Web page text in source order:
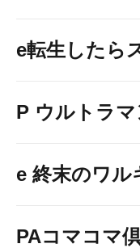
e転生したら
P ウルトラ
e 終末のワル
PAコマコマ